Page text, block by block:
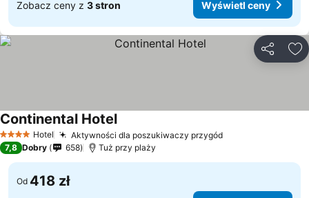
Zobacz ceny z 3 stron Wyświetl ceny
4 KategoriaHotel Aktywności dla poszukiwaczy przygód
Continental Hotel
7,8 Dobry 658 Tuż przy plaży
Od 418 zł